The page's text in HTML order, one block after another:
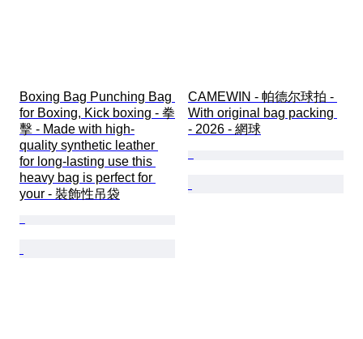
Boxing Bag Punching Bag
for Boxing, Kick boxing - 拳
擊 - Made with high-
quality synthetic leather
for long-lasting use this
heavy bag is perfect for
your - 裝飾性吊袋
CAMEWIN - 帕德尔球拍 -
With original bag packing
- 2026 - 網球